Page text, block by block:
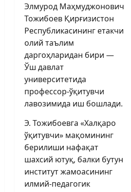
Элмурод Маҳмуджонович
Тожибоев Қирғизистон
Республикасининг етакчи
олий таълим
даргоҳларидан бири —
Ўш давлат
университетида
профессор-ўқитувчи
лавозимида иш бошлади.
Э. Тожибоевга «Халқаро
ўқитувчи» мақомининг
берилиши нафақат
шахсий ютуқ, балки бутун
институт жамоасининг
илмий-педагогик